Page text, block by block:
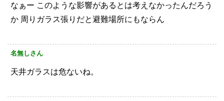
なぁー このような影響があるとは考えなかったんだろう
か 周りガラス張りだと避難場所にもならん
名無しさん
天井ガラスは危ないね。